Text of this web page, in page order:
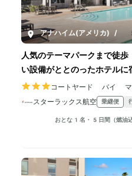
アナハイム(アメリカ) /
人気のテーマパークまで徒
い設備がととのったホテルに
コートヤード バイ
/ コンベンションセンタ
スターラックス航空 乗継便
おとな1名・5日間（燃油込